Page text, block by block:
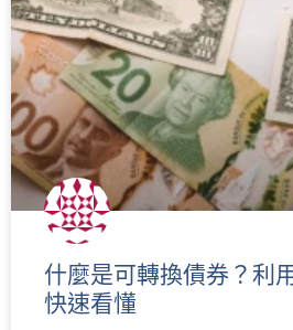
什麼是可轉換債券？利
快速看懂